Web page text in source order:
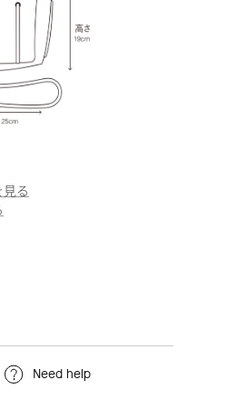
る
Need help